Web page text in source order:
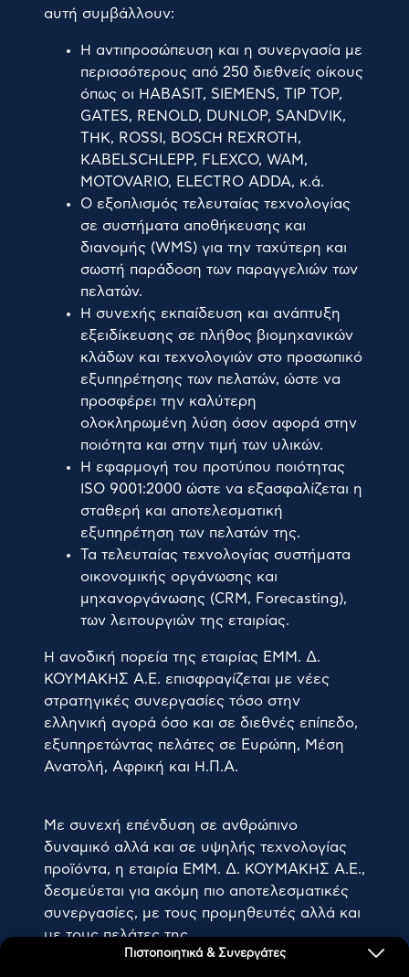
ΠΡΟΪΌΝΤΑ
ΠΡΟΜΗΘΕΥΤΈΣ
ΚΑΤΑΣΤΉΜΑΤΑ
ΕΠΙΚΟΙΝΩΝΊΑ
αυτή συμβάλλουν:
Η αντιπροσώπευση και η συνεργασία με
περισσότερους από 250 διεθνείς οίκους
όπως οι HABASIT, SIEMENS, TIP TOΡ,
GATES, RENOLD, DUNLOP, SANDVIK,
THK, ROSSI, BOSCH REXROTH,
KABELSCHLEPP, FLEXCO, WAM,
MOTOVARIO, ELECTRO ADDA, κ.ά.
Ο εξοπλισμός τελευταίας τεχνολογίας
σε συστήματα αποθήκευσης και
διανομής (WMS) για την ταχύτερη και
σωστή παράδοση των παραγγελιών των
πελατών.
Η συνεχής εκπαίδευση και ανάπτυξη
εξειδίκευσης σε πλήθος βιομηχανικών
κλάδων και τεχνολογιών στο προσωπικό
εξυπηρέτησης των πελατών, ώστε να
προσφέρει την καλύτερη
ολοκληρωμένη λύση όσον αφορά στην
ποιότητα και στην τιμή των υλικών.
Η εφαρμογή του προτύπου ποιότητας
ISO 9001:2000 ώστε να εξασφαλίζεται η
σταθερή και αποτελεσματική
εξυπηρέτηση των πελατών της.
Τα τελευταίας τεχνολογίας συστήματα
οικονομικής οργάνωσης και
μηχανοργάνωσης (CRM, Forecasting),
των λειτουργιών της εταιρίας.
Η ανοδική πορεία της εταιρίας ΕΜΜ. Δ.
ΚΟΥΜΑΚΗΣ Α.Ε. επισφραγίζεται με νέες
στρατηγικές συνεργασίες τόσο στην
ελληνική αγορά όσο και σε διεθνές επίπεδο,
εξυπηρετώντας πελάτες σε Ευρώπη, Μέση
Ανατολή, Αφρική και Η.Π.Α.
Με συνεχή επένδυση σε ανθρώπινο
δυναμικό αλλά και σε υψηλής τεχνολογίας
προϊόντα, η εταιρία ΕΜΜ. Δ. ΚΟΥΜΑΚΗΣ Α.Ε.,
δεσμεύεται για ακόμη πιο αποτελεσματικές
συνεργασίες, με τους προμηθευτές αλλά και
με τους πελάτες της.
Πιστοποιητικά & Συνεργάτες